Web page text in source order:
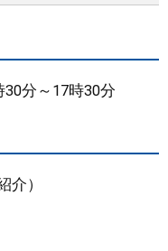
分～17時30分
介）